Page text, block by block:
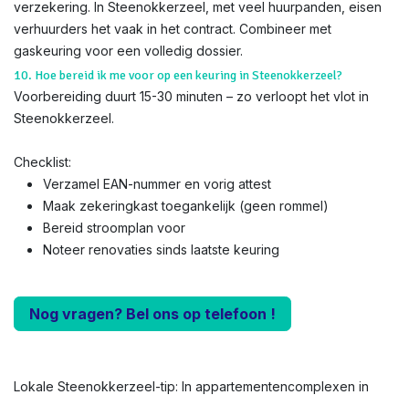
verzekering. In Steenokkerzeel, met veel huurpanden, eisen
verhuurders het vaak in het contract. Combineer met
gaskeuring voor een volledig dossier.
10. Hoe bereid ik me voor op een keuring in Steenokkerzeel?
Voorbereiding duurt 15-30 minuten – zo verloopt het vlot in
Steenokkerzeel.
Checklist:
Verzamel EAN-nummer en vorig attest
Maak zekeringkast toegankelijk (geen rommel)
Bereid stroomplan voor
Noteer renovaties sinds laatste keuring
Nog vragen? Bel ons op telefoon !
Lokale Steenokkerzeel-tip: In appartementencomplexen in